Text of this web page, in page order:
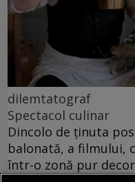
dilemtatograf
Spectacol culinar
Dincolo de ținuta
balonată, a filmului,
într-o zonă pur